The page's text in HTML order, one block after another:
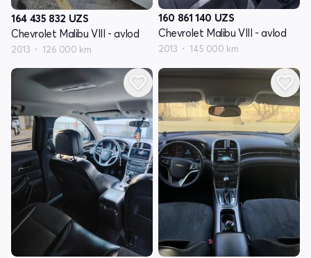
164 435 832 UZS
Chevrolet Malibu VIII - avlod
2013 126 000 km
160 861 140 UZS
Chevrolet Malibu VIII - avlod
2013 145 000 km